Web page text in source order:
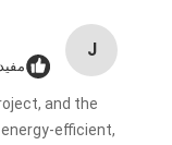
J
and the
efficient,